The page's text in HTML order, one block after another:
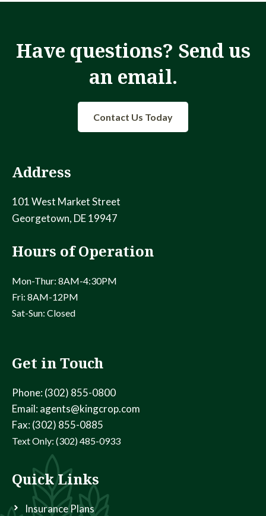
Have questions? Send us
an email.
Contact Us Today
Address
101 West Market Street
Georgetown, DE 19947
Hours of Operation
Mon-Thur: 8AM-4:30PM
Fri: 8AM-12PM
Sat-Sun: Closed
Get in Touch
Phone: (302) 855-0800
Email: agents@kingcrop.com
Fax: (302) 855-0885
Text Only: (302) 485-0933
Quick Links
Insurance Plans